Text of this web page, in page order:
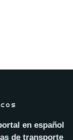
en español
de transporte